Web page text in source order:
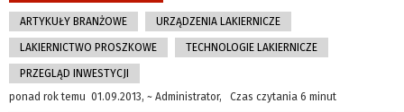
ARTYKUŁY BRANŻOWE URZĄDZENIA LAKIERNICZE
LAKIERNICTWO PROSZKOWE TECHNOLOGIE LAKIERNICZE
PRZEGLĄD INWESTYCJI
ponad rok temu 01.09.2013, ~ Administrator, Czas czytania 6 minut